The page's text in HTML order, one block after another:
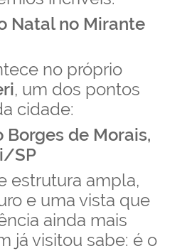
Natal no Mirante
no próprio
, um dos pontos
cidade:
Borges de Morais,
SP
estrutura ampla,
e uma vista que
ainda mais
já visitou sabe: é o